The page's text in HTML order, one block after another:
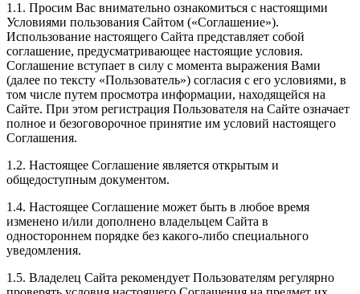
1.1. Просим Вас внимательно ознакомиться с настоящими
Условиями пользования Сайтом («Соглашение»).
Использование настоящего Сайта представляет собой
соглашение, предусматривающее настоящие условия.
Соглашение вступает в силу с момента выражения Вами
(далее по тексту «Пользователь») согласия с его условиями, в
том числе путем просмотра информации, находящейся на
Сайте. При этом регистрация Пользователя на Сайте означает
полное и безоговорочное принятие им условий настоящего
Соглашения.
1.2. Настоящее Соглашение является открытым и
общедоступным документом.
1.4. Настоящее Соглашение может быть в любое время
изменено и/или дополнено владельцем Сайта в
одностороннем порядке без какого-либо специального
уведомления.
1.5. Владелец Сайта рекомендует Пользователям регулярно